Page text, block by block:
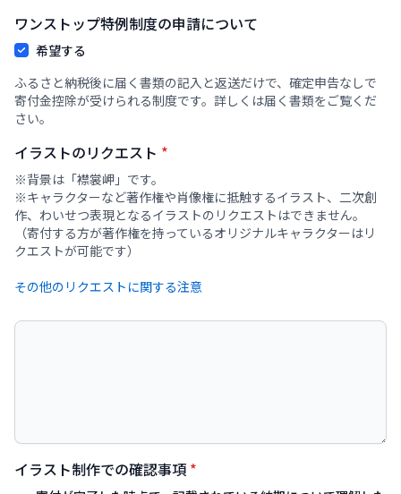
ワンストップ特例制度の申請について
希望する
ふるさと納税後に届く書類の記入と返送だけで、確定申告なしで
寄付金控除が受けられる制度です。詳しくは届く書類をご覧くだ
さい。
イラストのリクエスト *
※背景は「襟裳岬」です。
※キャラクターなど著作権や肖像権に抵触するイラスト、二次創
作、わいせつ表現となるイラストのリクエストはできません。
（寄付する方が著作権を持っているオリジナルキャラクターはリ
イラスト制作での確認事項 *